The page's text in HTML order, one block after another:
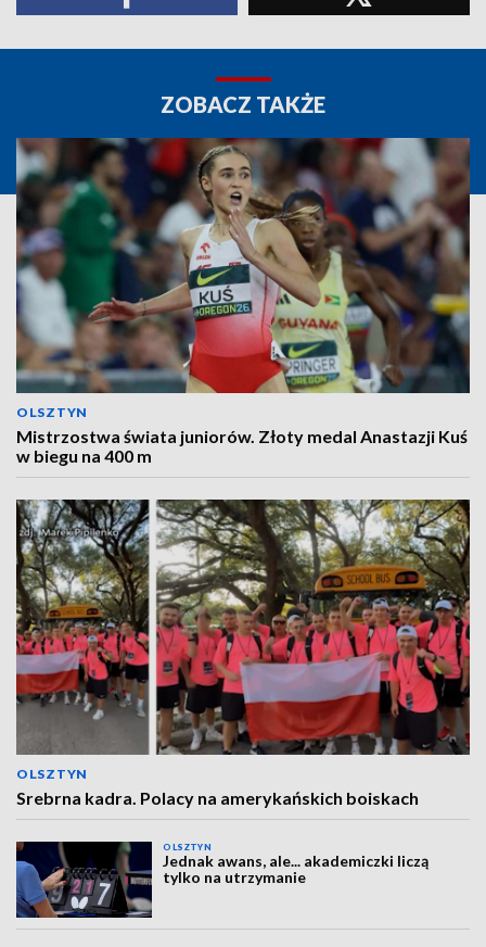
ZOBACZ TAKŻE
OLSZTYN
Mistrzostwa świata juniorów. Złoty medal Anastazji Kuś
w biegu na 400 m
OLSZTYN
Srebrna kadra. Polacy na amerykańskich boiskach
OLSZTYN
Jednak awans, ale... akademiczki liczą
tylko na utrzymanie